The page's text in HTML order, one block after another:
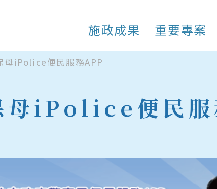
施政成果 重要專案
母iPolice便民服務APP
母iPolice便民服